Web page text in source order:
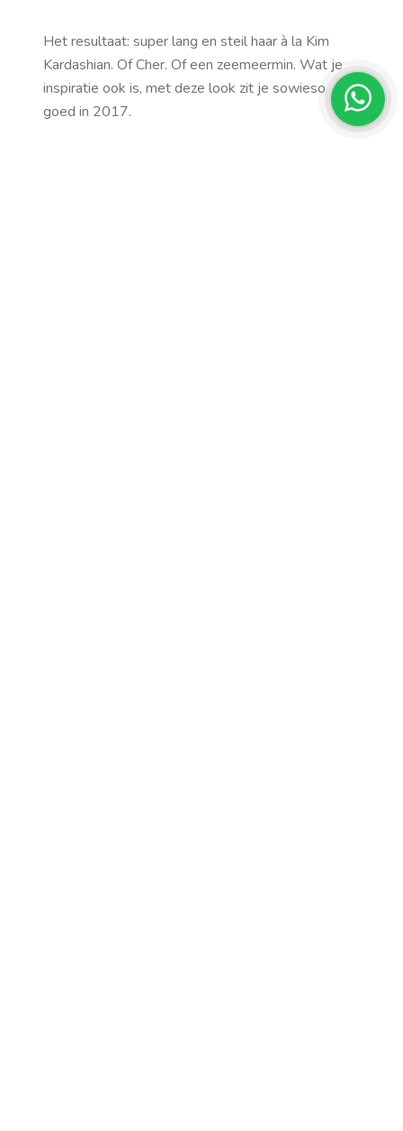
Het resultaat: super lang en steil haar à la Kim
Kardashian. Of Cher. Of een zeemeermin. Wat je
inspiratie ook is, met deze look zit je sowieso
goed in 2017.